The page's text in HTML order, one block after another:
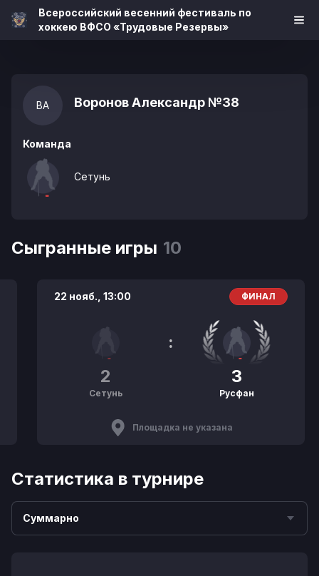
Всероссийский весенний фестиваль по
хоккею ВФСО «Трудовые Резервы»
ВА Воронов Александр №38
Команда
Сетунь
Сыгранные игры 10
22 нояб., 13:00 ФИНАЛ
2
Сетунь
:
3
Русфан
Площадка не указана
Статистика в турнире
Суммарно